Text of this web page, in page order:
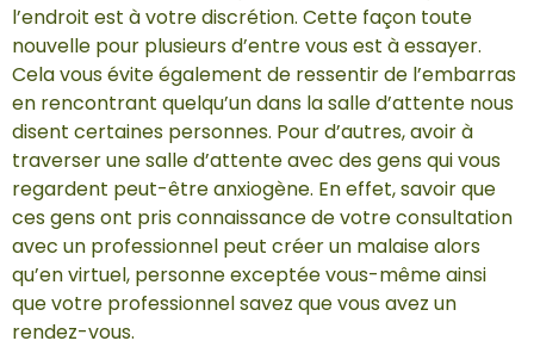
l’endroit est à votre discrétion. Cette façon toute
nouvelle pour plusieurs d’entre vous est à essayer.
Cela vous évite également de ressentir de l’embarras
en rencontrant quelqu’un dans la salle d’attente nous
disent certaines personnes. Pour d’autres, avoir à
traverser une salle d’attente avec des gens qui vous
regardent peut-être anxiogène. En effet, savoir que
ces gens ont pris connaissance de votre consultation
avec un professionnel peut créer un malaise alors
qu’en virtuel, personne exceptée vous-même ainsi
que votre professionnel savez que vous avez un
rendez-vous.